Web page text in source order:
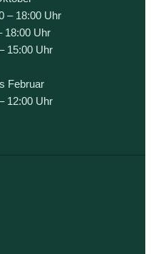
– 18:00 Uhr
18:00 Uhr
15:00 Uhr
Februar
12:00 Uhr